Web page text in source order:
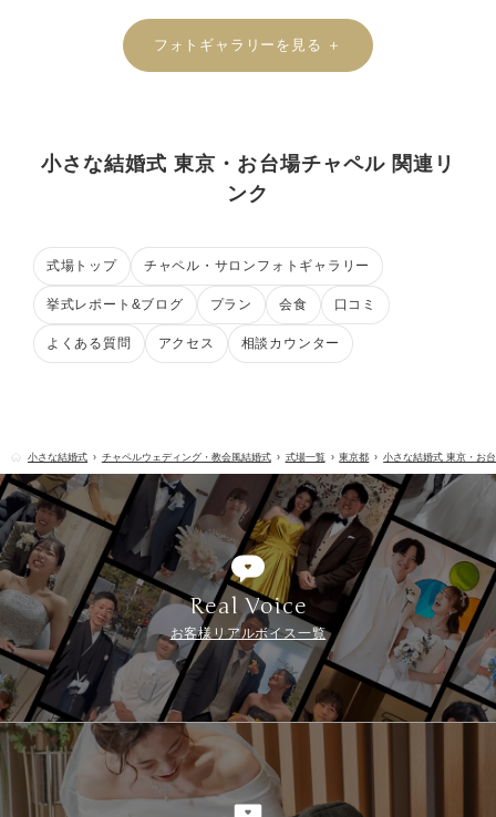
フォトギャラリーを見る ＋
小さな結婚式 東京・お台場チャペル 関連リ
ンク
式場トップ チャペル・サロンフォトギャラリー
挙式レポート&ブログ プラン 会食 口コミ
よくある質問 アクセス 相談カウンター
小さな結婚式 チャペルウェディング・教会風結婚式 式場一覧 東京都 小さな結婚式 東京・お
Real Voice
お客様リアルボイス一覧